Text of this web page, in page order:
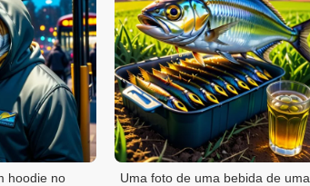
hoodie no
Uma foto de uma bebida de uma